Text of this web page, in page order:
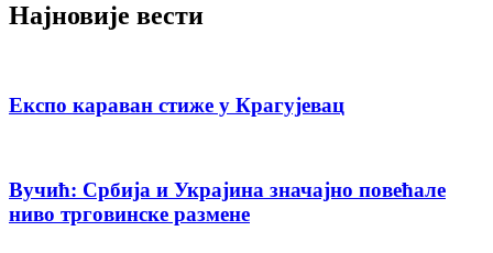
Најновије вести
Експо караван стиже у Крагујевац
Вучић: Србија и Украјина значајно повећале
ниво трговинске размене